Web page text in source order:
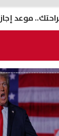
إجازة المولد